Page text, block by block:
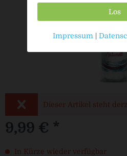
Dieser Artikel steht
9,99 € *
In Kürze wieder verfügbar
Los
Impressum |